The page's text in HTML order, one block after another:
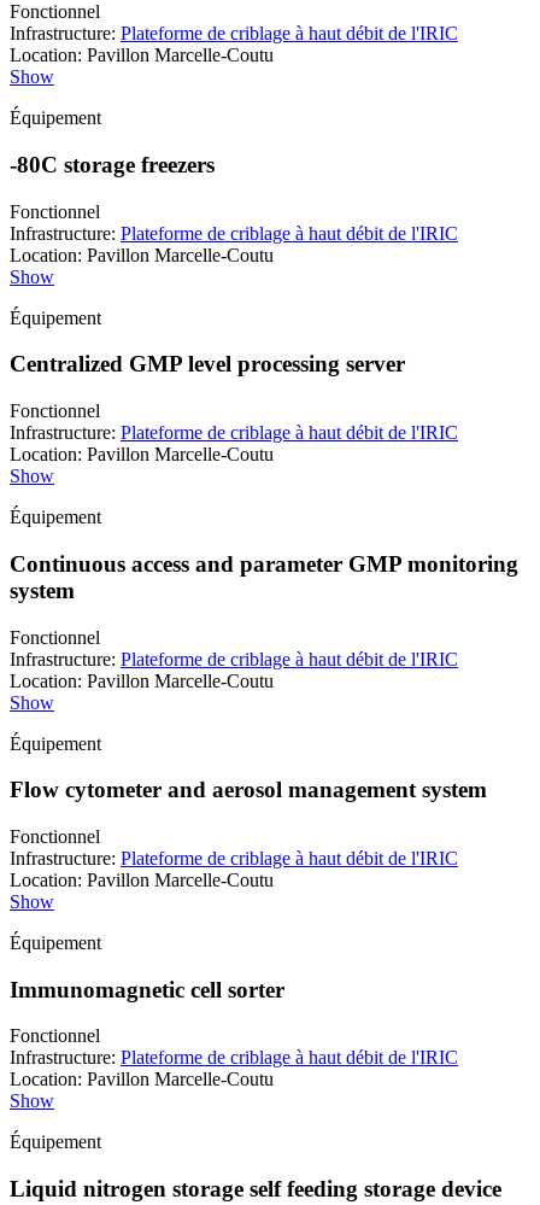
Fonctionnel
Infrastructure: Plateforme de criblage à haut débit de l'IRIC
Location: Pavillon Marcelle-Coutu
Show
Équipement
-80C storage freezers
Fonctionnel
Infrastructure: Plateforme de criblage à haut débit de l'IRIC
Location: Pavillon Marcelle-Coutu
Show
Équipement
Centralized GMP level processing server
Fonctionnel
Infrastructure: Plateforme de criblage à haut débit de l'IRIC
Location: Pavillon Marcelle-Coutu
Show
Équipement
Continuous access and parameter GMP monitoring
system
Fonctionnel
Infrastructure: Plateforme de criblage à haut débit de l'IRIC
Location: Pavillon Marcelle-Coutu
Show
Équipement
Flow cytometer and aerosol management system
Fonctionnel
Infrastructure: Plateforme de criblage à haut débit de l'IRIC
Location: Pavillon Marcelle-Coutu
Show
Équipement
Immunomagnetic cell sorter
Fonctionnel
Infrastructure: Plateforme de criblage à haut débit de l'IRIC
Location: Pavillon Marcelle-Coutu
Show
Équipement
Liquid nitrogen storage self feeding storage device